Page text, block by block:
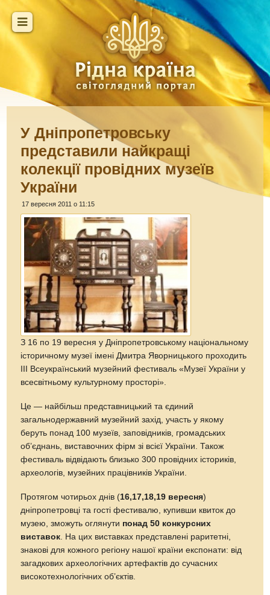
У Дніпропетровську
представили найкращі
колекції провідних музеїв
України
17 вересня 2011 о 11:15
З 16 по 19 вересня у Дніпропетровському національному
історичному музеї імені Дмитра Яворницького проходить
ІІІ Всеукраїнський музейний фестиваль «Музеї України у
всесвітньому культурному просторі».
Це — найбільш представницький та єдиний
загальнодержавний музейний захід, участь у якому
беруть понад 100 музеїв, заповідників, громадських
об’єднань, виставочних фірм зі всієї України. Також
фестиваль відвідають близько 300 провідних істориків,
археологів, музейних працівників України.
Протягом чотирьох днів (16,17,18,19 вересня)
дніпропетровці та гості фестивалю, купивши квиток до
музею, зможуть оглянути понад 50 конкурсних
виставок . На цих виставках представлені раритетні,
знакові для кожного регіону нашої країни експонати: від
загадкових археологічних артефактів до сучасних
високотехнологічних об’єктів.